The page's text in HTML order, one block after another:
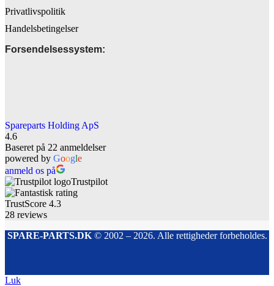
Privatlivspolitik
Handelsbetingelser
Forsendelsessystem:
Spareparts Holding ApS
4.6
Baseret på 22 anmeldelser
powered by Google
anmeld os på
Trustpilot
TrustScore 4.3
28 reviews
SPARE-PARTS.DK© 2002 – 2026. Alle rettigheder forbeholdes.
Luk